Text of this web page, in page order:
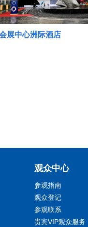
展中心洲际酒店
观众中心
参观指南
观众登记
参观联系
贵宾VIP观众服务